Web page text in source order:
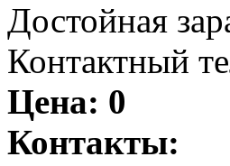
Достойная
Контактный
Цена: 0
Контакты: